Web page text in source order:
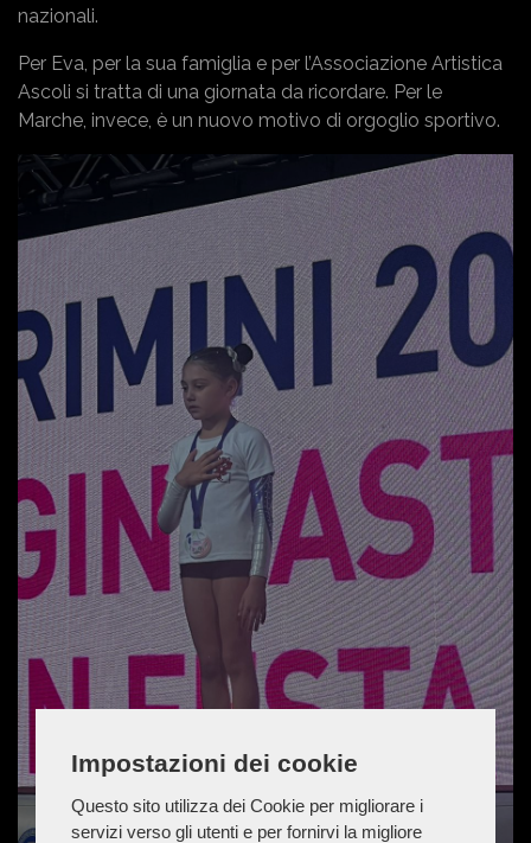
Impostazioni dei cookie
Questo sito utilizza dei Cookie per migliorare i
servizi verso gli utenti e per fornirvi la migliore
nazionali.
Per Eva, per la sua famiglia e per l’Associazione Artistica
Ascoli si tratta di una giornata da ricordare. Per le
Marche, invece, è un nuovo motivo di orgoglio sportivo.